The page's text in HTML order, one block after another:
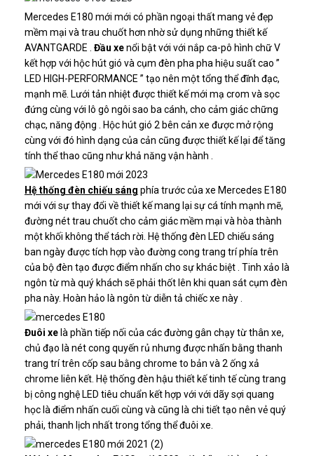
Mercedes E180 mới mới có phần ngoại thất mang vẻ đẹp
mềm mại và trau chuốt hơn nhờ sử dụng những thiết kế
AVANTGARDE . Đầu xenổi bật với với nắp ca-pô hình chữ V
kết hợp với hộc hút gió và cụm đèn pha pha hiệu suất cao ”
LED HIGH-PERFORMANCE ” tạo nên một tổng thể đĩnh đạc,
mạnh mẽ. Lưới tản nhiệt được thiết kế mới mạ crom và sọc
đứng cùng với lô gô ngôi sao ba cánh, cho cảm giác chững
chạc, năng động . Hộc hút gió 2 bên cản xe được mở rộng
cùng với đó hình dạng của cản cũng được thiết kế lại để tăng
tính thể thao cũng như khả năng vận hành .
Hệ thống đèn chiếu sáng phía trước của xe Mercedes E180
mới với sự thay đổi về thiết kế mang lại sự cá tính mạnh mẽ,
đường nét trau chuốt cho cảm giác mềm mại và hòa thành
một khối không thể tách rời. Hệ thống đèn LED chiếu sáng
ban ngày được tích hợp vào đường cong trang trí phía trên
của bộ đèn tạo được điểm nhấn cho sự khác biệt . Tinh xảo là
ngôn từ mà quý khách sẽ phải thốt lên khi quan sát cụm đèn
pha này. Hoàn hảo là ngôn từ diễn tả chiếc xe này .
Đuôi xe là phần tiếp nối của các đường gân chạy từ thân xe,
chủ đạo là nét cong quyến rủ nhưng được nhấn bằng thanh
trang trí trên cốp sau bằng chrome to bản và 2 ống xả
chrome liên kết. Hệ thống đèn hậu thiết kế tinh tế cùng trang
bị công nghệ LED tiêu chuẩn kết hợp với với dãy sợi quang
học là điểm nhấn cuối cùng và cũng là chi tiết tạo nên vẻ quý
phải, thanh lịch nhất trong tổng thể đuôi xe.